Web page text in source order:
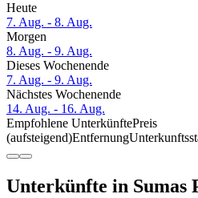
Heute
7. Aug. - 8. Aug.
Morgen
8. Aug. - 9. Aug.
Dieses Wochenende
7. Aug. - 9. Aug.
Nächstes Wochenende
14. Aug. - 16. Aug.
Empfohlene UnterkünftePreis
(aufsteigend)Entfernung
Unterkünfte in Sumas